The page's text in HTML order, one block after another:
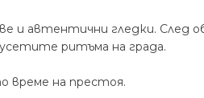
и автентични гледки. След
ритъма на града.
време на престоя.